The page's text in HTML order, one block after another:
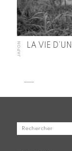
JAPON LA VIE